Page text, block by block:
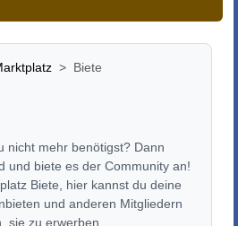
Biete
nicht mehr benötigst? Dann
und biete es der Community an!
Biete, hier kannst du deine
und anderen Mitgliedern
sie zu erwerben.